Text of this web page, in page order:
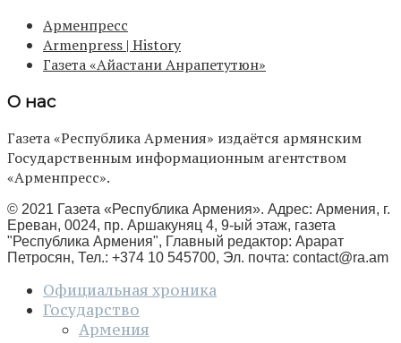
Арменпресс
Armenpress | History
Газета «Айастани Анрапетутюн»
О нас
Газета «Республика Армения» издаётся армянским
Государственным информационным агентством
«Арменпресс».
© 2021 Газета «Республика Армения». Адрес: Армения, г.
Ереван, 0024, пр. Аршакуняц 4, 9-ый этаж, газета
"Республика Армения", Главный редактор: Арарат
Петросян, Тел.: +374 10 545700, Эл. почта: contact@ra.am
Официальная хроника
Государство
Армения